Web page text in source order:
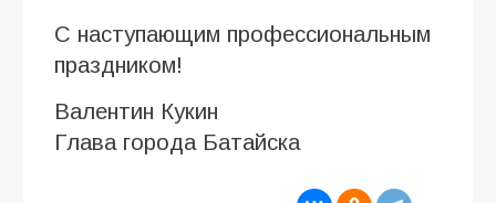
С наступающим профессиональным
праздником!
Валентин Кукин
Глава города Батайска